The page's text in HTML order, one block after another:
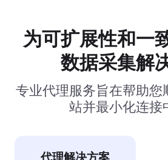
为可扩展性和一
数据采集解
专业代理服务旨在帮助您
站并最小化连接